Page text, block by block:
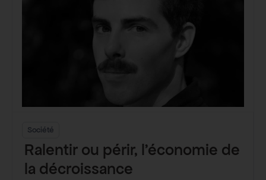
Société
Ralentir ou périr, l’économie de
la décroissance